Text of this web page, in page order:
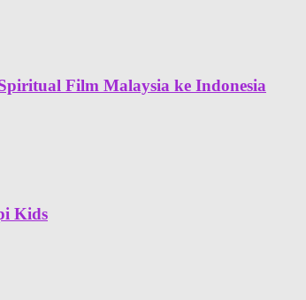
Film Malaysia ke Indonesia
Kids